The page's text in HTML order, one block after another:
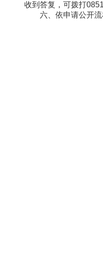
收到答复，可拨打
六、依申请公开流